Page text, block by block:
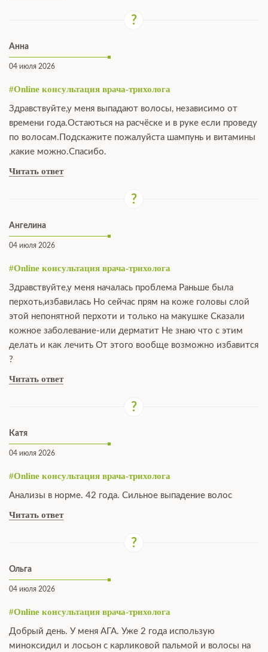
Анна
04 июля 2026
#Online консультация врача-трихолога
Здравствуйте,у меня выпадают волосы, независимо от
времени года.Остаються на расчёске и в руке если проведу
по волосам.Подскажите пожалуйста шампунь и витамины
,какие можно.Спасибо.
Читать ответ
Ангелина
04 июля 2026
#Online консультация врача-трихолога
Здравствуйте,у меня началась проблема Раньше была
перхоть,избавилась Но сейчас прям на коже головы слой
этой непонятной перхоти и только на макушке Сказали
кожное заболевание-или дерматит Не знаю что с этим
делать и как лечить От этого вообще возможно избавится
?
Читать ответ
Катя
04 июля 2026
#Online консультация врача-трихолога
Анализы в норме. 42 года. Сильное выпадение волос
Читать ответ
Ольга
04 июля 2026
#Online консультация врача-трихолога
Добрый день. У меня АГА. Уже 2 года использую
миноксидил и лосьон с карликовой пальмой и волосы на